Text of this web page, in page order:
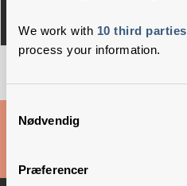
We work with 10 third parties
process your information.
Samtykkevalg
Nødvendig
Præferencer